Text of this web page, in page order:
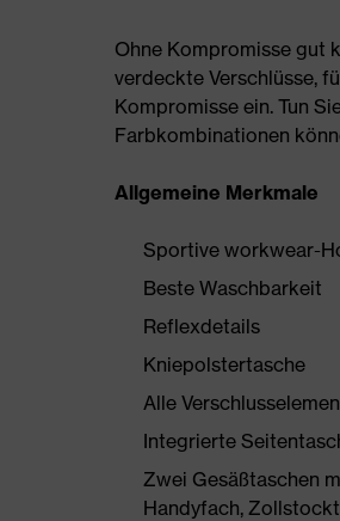
Ohne Kompromisse gut
verdeckte Verschlüsse,
Kompromisse ein. Tun
Farbkombinationen
Allgemeine Merkmale
Sportive workwear-
Beste Waschbarkeit
Reflexdetails
Kniepolstertasche
Alle
Integrierte
Zwei Gesäßtaschen
Handyfach,